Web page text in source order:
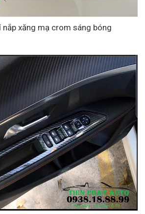
nắp xăng mạ crom sáng bóng